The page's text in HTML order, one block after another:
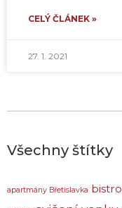
CELÝ ČLÁNEK »
27. 1. 2021
Všechny štítky
apartmány Břetislavka bistro